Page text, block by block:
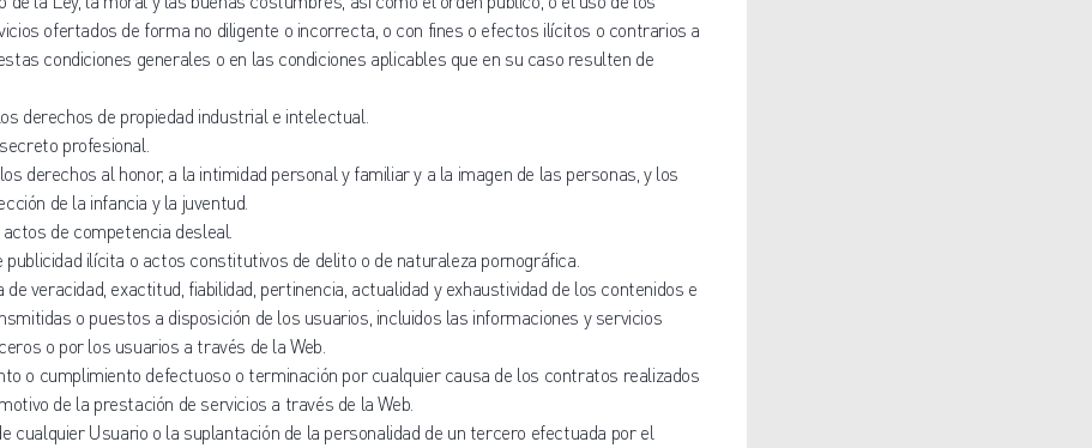
ofertados de forma no diligente o incorrecta, o con fines o efectos ilícitos o contrarios a
condiciones generales o en las condiciones aplicables que en su caso resulten de
derechos de propiedad industrial e intelectual.
profesional.
derechos al honor, a la intimidad personal y familiar y a la imagen de las personas, y los
de la infancia y la juventud.
actos de competencia desleal.
publicidad ilícita o actos constitutivos de delito o de naturaleza pornográfica.
de veracidad, exactitud, fiabilidad, pertinencia, actualidad y exhaustividad de los contenidos e
o puestos a disposición de los usuarios, incluidos las informaciones y servicios
o por los usuarios a través de la Web.
o cumplimiento defectuoso o terminación por cualquier causa de los contratos realizados
de la prestación de servicios a través de la Web.
cualquier Usuario o la suplantación de la personalidad de un tercero efectuada por el